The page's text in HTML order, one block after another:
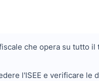
che opera su tutto
l'ISEE e verificare